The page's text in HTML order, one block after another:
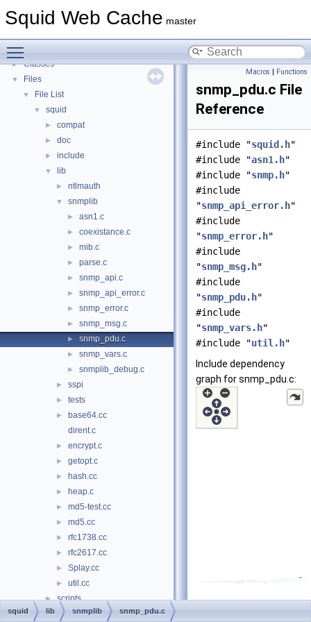
Squid Web Cache master
Deprecated List
►
► Classes
▼ Files
▼ File List
▼ squid
► compat
► doc
► include
▼ lib
► ntlmauth
▼ snmplib
► asn1.c
► coexistance.c
► mib.c
► parse.c
► snmp_api.c
► snmp_api_error.c
► snmp_error.c
► snmp_msg.c
► snmp_pdu.c
► snmp_vars.c
► snmplib_debug.c
► sspi
► tests
►
base64.cc
dirent.c
► encrypt.c
► getopt.c
► hash.cc
► heap.c
► md5-test.cc
► md5.cc
► rfc1738.cc
► rfc2617.cc
► Splay.cc
► util.cc
► scripts
► src
Macros | Functions
snmp_pdu.c File
Reference
#include "squid.h"
#include "asn1.h"
#include "snmp.h"
#include
"snmp_api_error.h"
#include
"snmp_error.h"
#include
"snmp_msg.h"
#include
"snmp_pdu.h"
#include
"snmp_vars.h"
#include "util.h"
Include dependency
graph for snmp_pdu.c:
squid lib snmplib snmp_pdu.c